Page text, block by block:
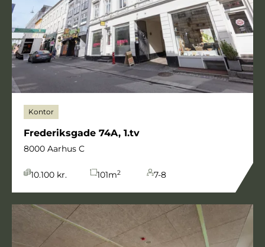
Kontor
Frederiksgade 74A, 1.tv
8000 Aarhus C
10.100 kr. 101m2 7-8